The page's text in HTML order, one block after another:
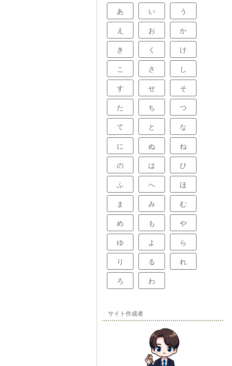
あ い う
え お か
き く け
こ さ し
す せ そ
た ち つ
て と な
に ぬ ね
の は ひ
ふ へ ほ
ま み む
め も や
ゆ よ ら
り る れ
ろ わ
サイト作成者